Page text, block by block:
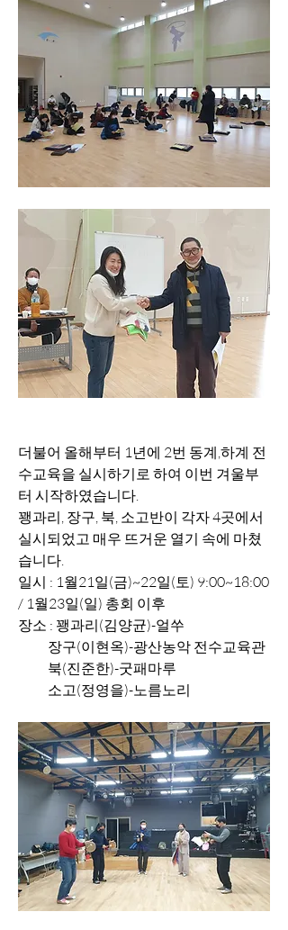
더불어 올해부터 1년에 2번 동계,하계 전
수교육을 실시하기로 하여 이번 겨울부
터 시작하였습니다.
꽹과리, 장구, 북, 소고반이 각자 4곳에서
실시되었고 매우 뜨거운 열기 속에 마쳤
습니다.
일시 : 1월21일(금)~22일(토) 9:00~18:00
/ 1월23일(일) 총회 이후
장소 : 꽹과리(김양균)-얼쑤
           장구(이현옥)-광산농악 전수교육관
           북(진준한)-굿패마루
           소고(정영을)-노름노리